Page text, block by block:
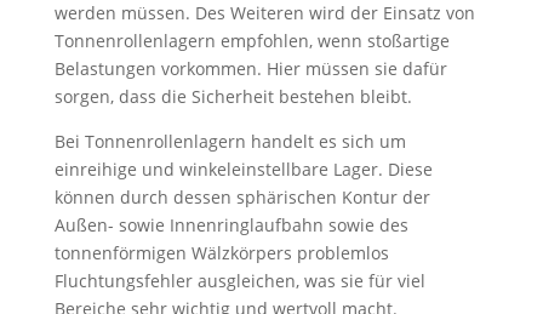
werden müssen. Des Weiteren wird der Einsatz von
Tonnenrollenlagern empfohlen, wenn stoßartige
Belastungen vorkommen. Hier müssen sie dafür
sorgen, dass die Sicherheit bestehen bleibt.
Bei Tonnenrollenlagern handelt es sich um
einreihige und winkeleinstellbare Lager. Diese
können durch dessen sphärischen Kontur der
Außen- sowie Innenringlaufbahn sowie des
tonnenförmigen Wälzkörpers problemlos
Fluchtungsfehler ausgleichen, was sie für viel
Bereiche sehr wichtig und wertvoll macht.